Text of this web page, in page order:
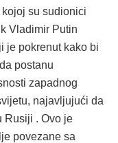
su sudionici
Vladimir Putin
je pokrenut kako bi
postanu
zapadnog
najavljujući da
Rusiji . Ovo je
povezane sa